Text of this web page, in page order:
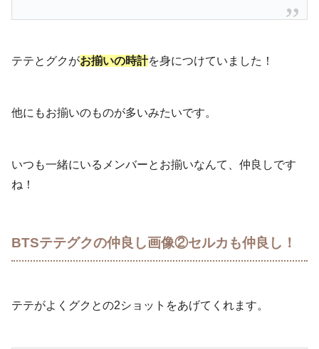
テテとグクがお揃いの時計を身につけていました！
他にもお揃いのものが多いみたいです。
いつも一緒にいるメンバーとお揃いなんて、仲良しです
ね！
BTSテテグクの仲良し画像②セルカも仲良し！
テテがよくグクとの2ショットをあげてくれます。